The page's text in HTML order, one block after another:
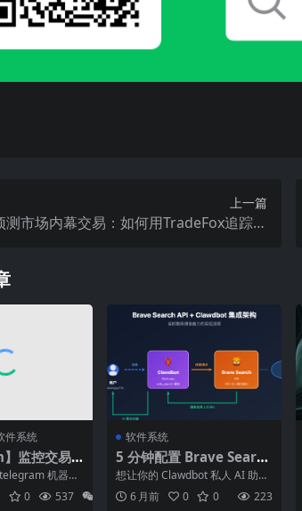
上一篇
测市场内幕交易：如何用TradeFox追踪并
件系统
】监控交易
交易
机器
监控多个交易
0 537 29.9
软件系统
5 分钟配置 Brave Searc
h API 让 Clawdbot 拥有
实时联网搜索能力
想让你的 Clawdbot 私人 AI 助手
拥有实时联网搜索能力?配置 Bra
v... 6 月前 0 0 223